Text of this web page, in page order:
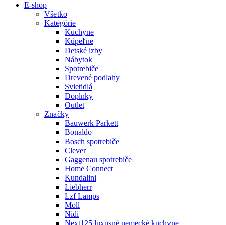
E-shop
Všetko
Kategórie
Kuchyne
Kúpeľne
Detské izby
Nábytok
Spotrebiče
Drevené podlahy
Svietidlá
Doplnky
Outlet
Značky
Bauwerk Parkett
Bonaldo
Bosch spotrebiče
Clever
Gaggenau spotrebiče
Home Connect
Kundalini
Liebherr
Lzf Lamps
Moll
Nidi